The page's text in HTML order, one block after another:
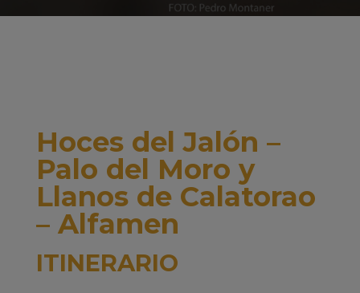
Hoces del Jalón –
Palo del Moro y
Llanos de Calatorao
– Alfamen
ITINERARIO